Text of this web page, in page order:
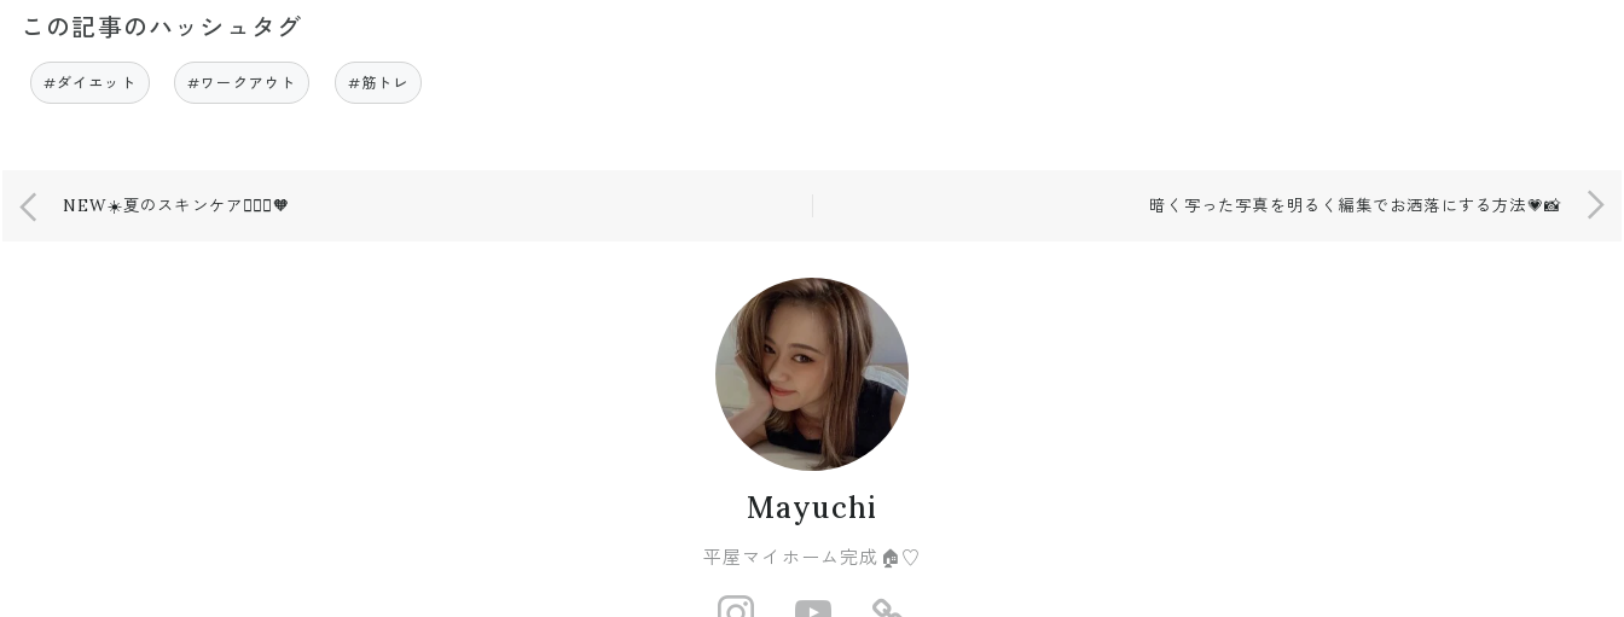
この記事のハッシュタグ
#ダイエット #ワークアウト #筋トレ
NEW☀️夏のスキンケア🧖🏻‍♀️🧡 暗く写った写真を明るく編集でお洒落にする方法💗📸
Mayuchi
平屋マイホーム完成🏠♡